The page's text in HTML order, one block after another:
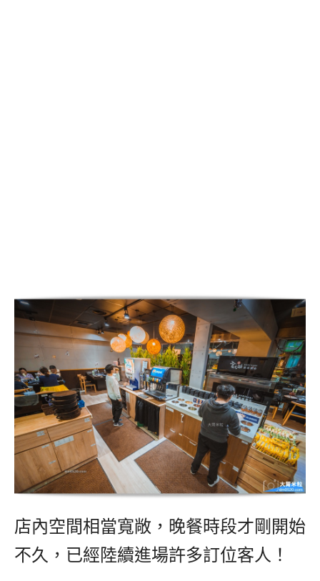
店內空間相當寬敞，晚餐時段才剛開始
不久，已經陸續進場許多訂位客人！